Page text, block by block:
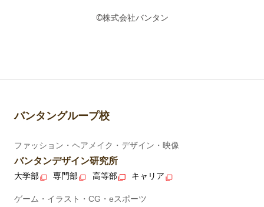
©株式会社バンタン
バンタングループ校
ファッション・ヘアメイク・デザイン・映像
バンタンデザイン研究所
大学部 専門部 高等部 キャリア
ゲーム・イラスト・CG・eスポーツ